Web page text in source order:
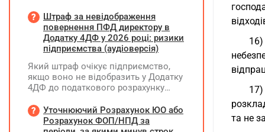
та не
(єдиний податок, 3 група, ставка 5%,
неплатник ПДВ). З 1 жовтня 2026
року підприємство переходить на
загальну систему оподаткування
прибуток). За результатами
діяльності у періоді 2024–2025 років
(під час перебування на спрощеній
чистий прибуток, сума
нерозподіленого прибутку в балансі
Штраф за невідображення
повернення ПФД директору в
Додатку 4ДФ у 2026 році: ризики
підприємства (аудіоверсія)
Який штраф очікує підприємство,
якщо воно не відобразить у Додатку
4ДФ до податкового розрахунку
допомоги (ПФД) директору?
Уточнюючий Розрахунок ЮО або
Розрахунок ФОП/НПД за